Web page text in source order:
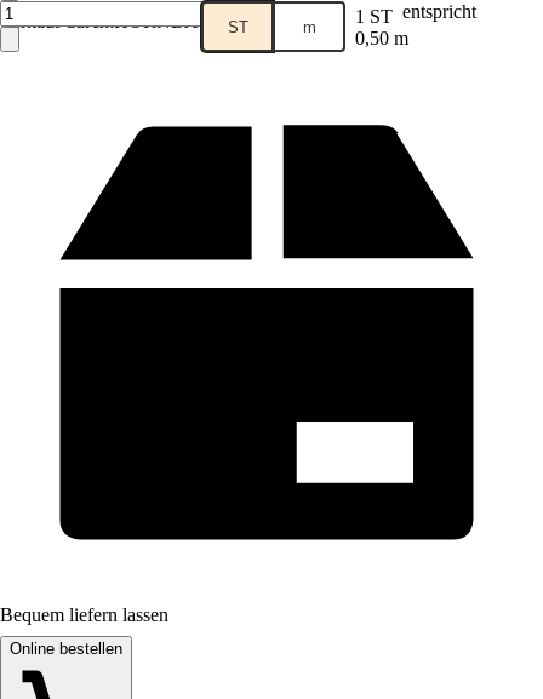
Verkauf durch:HORNBACH ST m 1 ST entspricht
0,50 m
Bequem liefern lassen
Online bestellen